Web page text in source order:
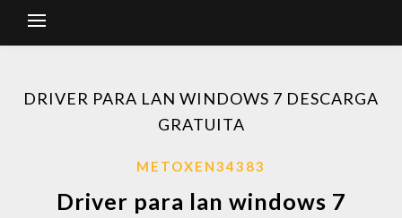
DRIVER PARA LAN WINDOWS 7 DESCARGA
GRATUITA
METOXEN34383
Driver para lan windows 7